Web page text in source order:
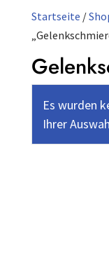
Startseite /
Es wurden
Ihrer